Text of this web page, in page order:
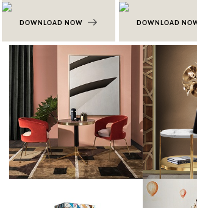
DOWNLOAD NOW DOWNLOAD